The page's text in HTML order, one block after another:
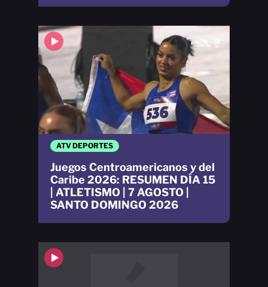
ATV DEPORTES
Juegos Centroamericanos y del
Caribe 2026: RESUMEN DÍA 15
| ATLETISMO | 7 AGOSTO |
SANTO DOMINGO 2026